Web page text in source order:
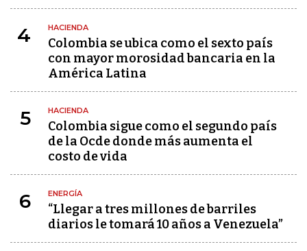
4 HACIENDA
Colombia se ubica como el sexto país
con mayor morosidad bancaria en la
América Latina
5 HACIENDA
Colombia sigue como el segundo país
de la Ocde donde más aumenta el
costo de vida
6 ENERGÍA
“Llegar a tres millones de barriles
diarios le tomará 10 años a Venezuela”